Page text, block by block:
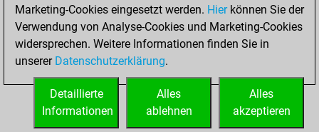
Türme auf der siebten
0
STARTSEITE
Marketing-Cookies eingesetzt werden. Hierkönnen Sie der
Verwendung von Analyse-Cookies und Marketing-Cookies
widersprechen. Weitere Informationen finden Sie in
unserer Datenschutzerklärung.
Alles
akzeptieren
Alles
ablehnen
Detaillierte
Informationen